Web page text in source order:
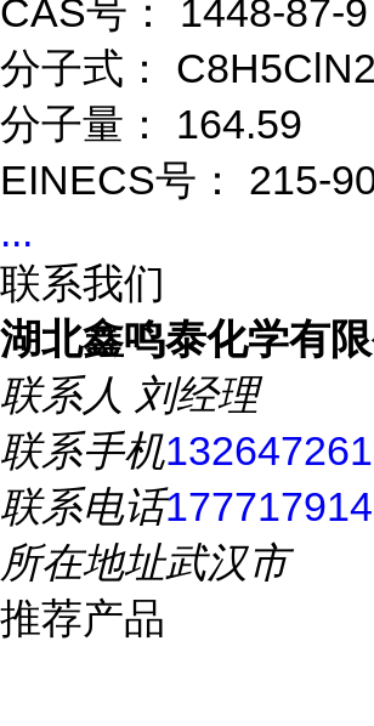
CAS号： 1448-87-9
分子式： C8H5ClN2
分子量： 164.59
EINECS号： 215-
...
联系我们
湖北鑫鸣泰化学有限
联系人 刘经理
联系手机
联系电话
所在地址武汉市
推荐产品